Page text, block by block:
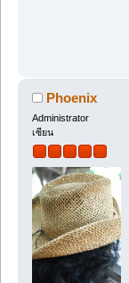
Phoenix
Administrator
เซียน